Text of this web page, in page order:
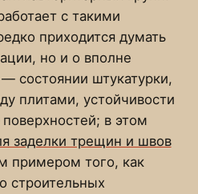
с такими
приходится думать
но и о вполне
состоянии штукатурки,
плитами, устойчивости
в этом
заделки трещин и швов
примером того, как
строительных